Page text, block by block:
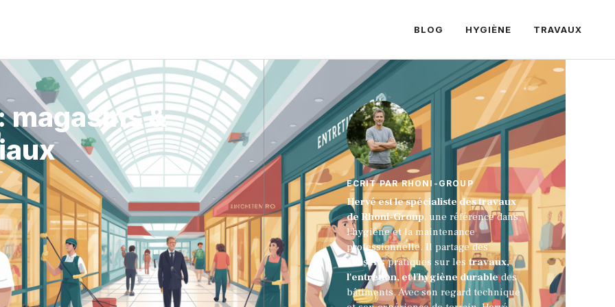
BLOG HYGIÈNE TRAVAUX
magasins &
ECRIT PAR RHONI-GROUP
Hervé est le spécialiste des travaux
de Rhoni-Group, une référence dans
l'hygiène et la maintenance
professionnelle. Il partage des
conseils pratiques sur les travaux,
l'entretien, et l'hygiène durabledes
bâtiments. Avec son regard technique